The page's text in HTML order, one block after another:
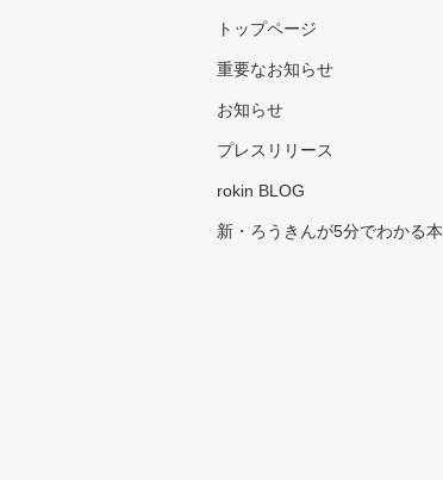
トップページ
重要なお知らせ
お知らせ
プレスリリース
rokin BLOG
新・ろうきんが5分でわかる本